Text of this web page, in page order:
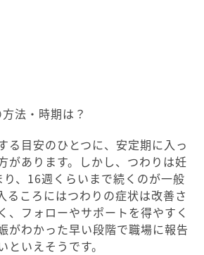
法・時期は？
る目安のひとつに、安定期に入っ
があります。しかし、つわりは妊
、16週くらいまで続くのが一般
るころにはつわりの症状は改善さ
、フォローやサポートを得やすく
がわかった早い段階で職場に報告
いえそうです。